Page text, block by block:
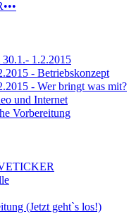
1.2.2015
- Betriebskonzept
- Wer bringt was mit?
und Internet
Vorbereitung
(Jetzt geht`s los!)